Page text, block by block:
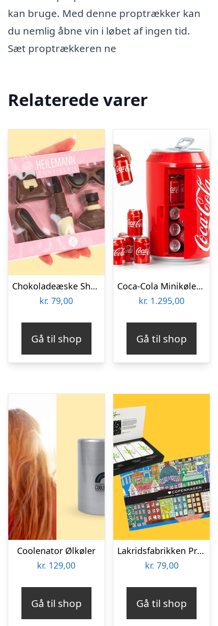
kan bruge. Med denne proptrækker kan
du nemlig åbne vin i løbet af ingen tid.
Sæt proptrækkeren ne
Relaterede varer
Chokoladeæske Shopping
kr. 79,00
Gå til shop
Coca-Cola Minikøleskab
kr. 1.295,00
Gå til shop
Coolenator Ølkøler
kr. 129,00
Gå til shop
Lakridsfabrikken Premiumlakrids – Copenhagen
kr. 79,00
Gå til shop